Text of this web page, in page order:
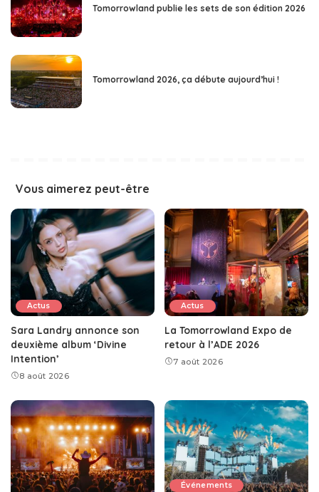
Tomorrowland publie les sets de son édition 2026
Tomorrowland 2026, ça débute aujourd’hui !
Vous aimerez peut-être
Actus
Sara Landry annonce son
deuxième album ‘Divine
Intention’
8 août 2026
Actus
La Tomorrowland Expo de
retour à l’ADE 2026
7 août 2026
Événements